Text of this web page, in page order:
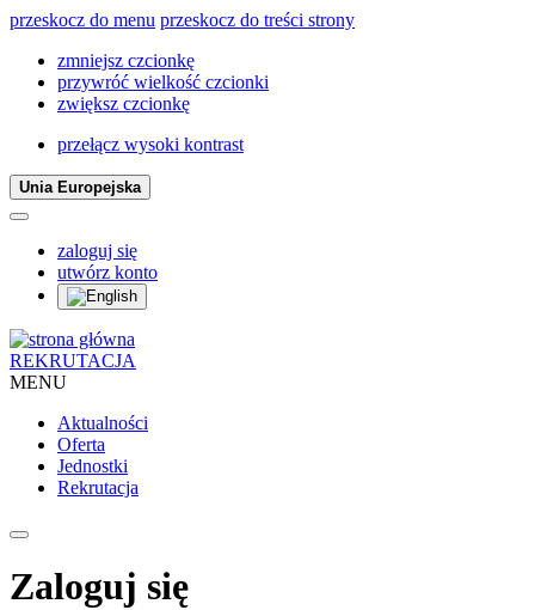
przeskocz do menu przeskocz do treści strony
zmniejsz czcionkę
przywróć wielkość czcionki
zwiększ czcionkę
przełącz wysoki kontrast
Unia Europejska
zaloguj się
utwórz konto
REKRUTACJA
MENU
Aktualności
Oferta
Jednostki
Rekrutacja
Zaloguj się